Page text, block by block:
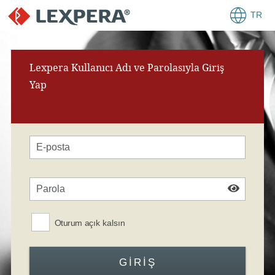
TR
Lexpera Kullanıcı Adı ve Parolasıyla Giriş
Yap
Oturum açık kalsın
GIRIŞ